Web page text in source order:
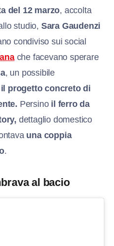
del 12 marzo, accolta
studio, Sara Gaudenzi
condiviso sui social
che facevano sperare
, un possibile
il progetto concreto di
Persino il ferro da
dettaglio domestico
una coppia
.
al bacio